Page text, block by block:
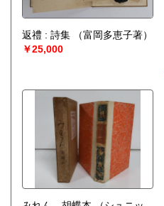
返禮 : 詩集
（富岡多恵子著）
￥25,000